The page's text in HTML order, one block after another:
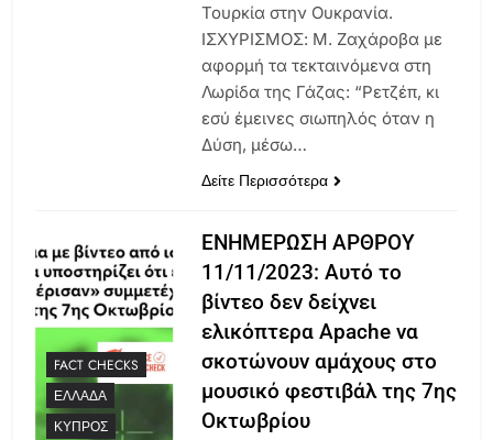
Τουρκία στην Ουκρανία.
ΙΣΧΥΡΙΣΜΟΣ: Μ. Ζαχάροβα με
αφορμή τα τεκταινόμενα στη
Λωρίδα της Γάζας: “Ρετζέπ, κι
εσύ έμεινες σιωπηλός όταν η
Δύση, μέσω…
Δείτε Περισσότερα
FACT CHECKS
ΕΛΛΆΔΑ
ΚΎΠΡΟΣ
ΕΝΗΜΕΡΩΣΗ ΑΡΘΡΟΥ
11/11/2023: Αυτό το
βίντεο δεν δείχνει
ελικόπτερα Apache να
σκοτώνουν αμάχους στο
μουσικό φεστιβάλ της 7ης
Οκτωβρίου